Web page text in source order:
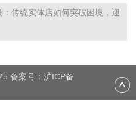
传统实体店如何突破困境，迎
备案号： 沪ICP备